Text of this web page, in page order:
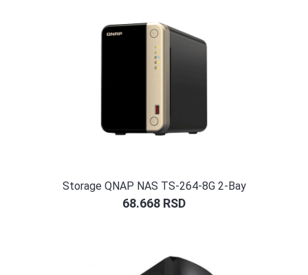
Storage QNAP NAS TS-264-8G 2-Bay
68.668 RSD